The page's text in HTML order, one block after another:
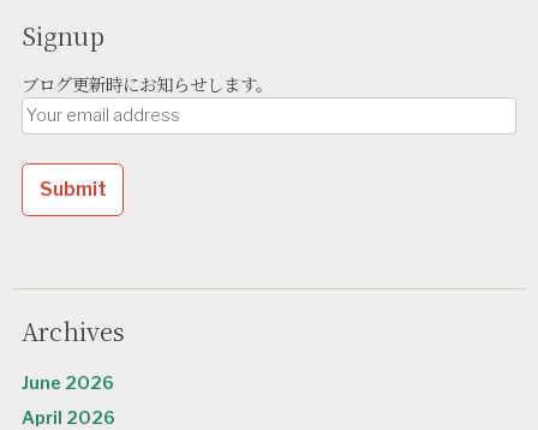
a
o
Signup
ブログ更新時にお知らせします。
Archives
June 2026
April 2026